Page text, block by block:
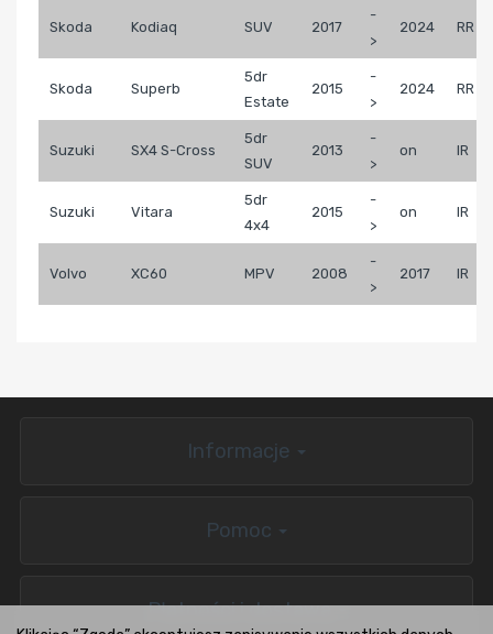
Skoda Kodiaq SUV 2017
-
>
2024 RR
Skoda Superb
5dr
Estate
2015
-
>
2024 RR
Suzuki SX4 S-Cross
5dr
SUV
2013
-
>
on IR
Suzuki Vitara
5dr
4x4
2015
-
>
on IR
Volvo XC60 MPV 2008
-
>
2017 IR
Informacje
Pomoc
Płatności i dostawa